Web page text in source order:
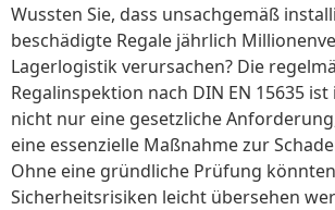
Wussten Sie, dass unsachgemäß
beschädigte Regale jährlich
Lagerlogistik verursachen? Die
Regalinspektion nach DIN EN 15635
nicht nur eine gesetzliche
eine essenzielle Maßnahme zur
Ohne eine gründliche Prüfung
Sicherheitsrisiken leicht übersehen